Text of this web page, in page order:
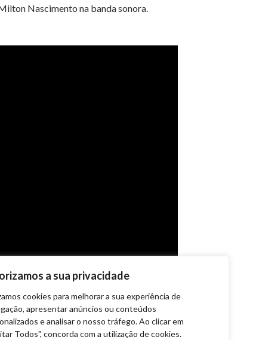
a sua privacidade
cookies para melhorar a sua experiência de
apresentar anúncios ou conteúdos
e analisar o nosso tráfego. Ao clicar em
Todos", concorda com a utilização de cookies.
Nascimento na banda sonora.